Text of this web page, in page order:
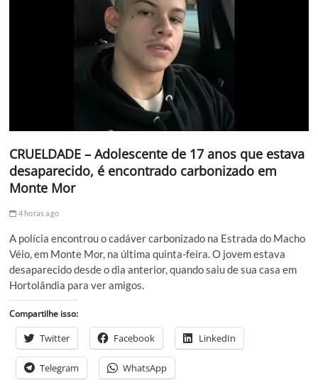
CRUELDADE – Adolescente de 17 anos que estava
desaparecido, é encontrado carbonizado em
Monte Mor
4 horas ago
A polícia encontrou o cadáver carbonizado na Estrada do Macho
Véio, em Monte Mor, na última quinta-feira. O jovem estava
desaparecido desde o dia anterior, quando saiu de sua casa em
Hortolândia para ver amigos.
Compartilhe isso:
Twitter Facebook LinkedIn
Telegram WhatsApp